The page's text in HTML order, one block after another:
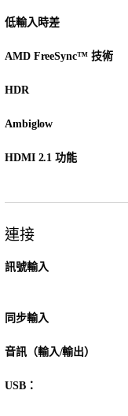
低輸入時差
AMD FreeSync™ 技術
HDR
Ambiglow
HDMI 2.1 功能
連接
訊號輸入
同步輸入
音訊（輸入/輸出）
USB：